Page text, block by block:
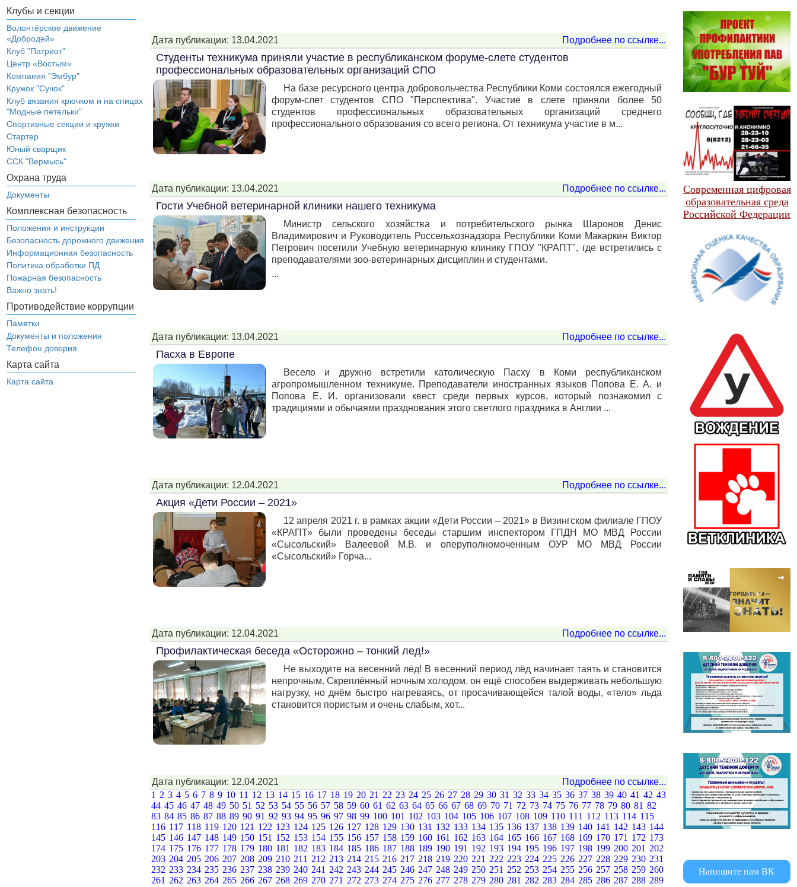
Клубы и секции
Волонтёрское движение
«Добродей»
Клуб "Патриот"
Центр «Востым»
Компания "Эмбур"
Кружок "Сучок"
Клуб вязания крючком и на спицах
"Модные петельки"
Спортивные секции и кружки
Стартер
Юный сварщик
ССК "Вермысь"
Охрана труда
Документы
Комплексная безопасность
Положения и инструкции
Безопасность дорожного движения
Информационная безопасность
Политика обработки ПД
Пожарная безопасность
Важно знать!
Противодействие коррупции
Памятки
Документы и положения
Телефон доверия
Карта сайта
Карта сайта
Дата публикации: 13.04.2021 Подробнее по ссылке...
Студенты техникума приняли участие в республиканском форуме-слете студентов
профессиональных образовательных организаций СПО
На базе ресурсного центра добровольчества Республики Коми состоялся ежегодный
форум-слет студентов СПО "Перспектива". Участие в слете приняли более 50
студентов профессиональных образовательных организаций среднего
профессионального образования со всего региона. От техникума участие в м...
Дата публикации: 13.04.2021 Подробнее по ссылке...
Гости Учебной ветеринарной клиники нашего техникума
Министр сельского хозяйства и потребительского рынка Шаронов Денис
Владимирович и Руководитель Россельхознадзора Республики Коми Макаркин Виктор
Петрович посетили Учебную ветеринарную клинику ГПОУ "КРАПТ", где встретились с
преподавателями зоо-ветеринарных дисциплин и студентами.
...
Дата публикации: 13.04.2021 Подробнее по ссылке...
Пасха в Европе
Весело и дружно встретили католическую Пасху в Коми республиканском
агропромышленном техникуме. Преподаватели иностранных языков Попова Е. А. и
Попова Е. И. организовали квест среди первых курсов, который познакомил с
традициями и обычаями празднования этого светлого праздника в Англии ...
Дата публикации: 12.04.2021 Подробнее по ссылке...
Акция «Дети России – 2021»
12 апреля 2021 г. в рамках акции «Дети России – 2021» в Визингском филиале ГПОУ
«КРАПТ» были проведены беседы старшим инспектором ГПДН МО МВД России
«Сысольский» Валеевой М.В. и оперуполномоченным ОУР МО МВД России
«Сысольский» Горча...
Дата публикации: 12.04.2021 Подробнее по ссылке...
Профилактическая беседа «Осторожно – тонкий лед!»
Не выходите на весенний лёд! В весенний период лёд начинает таять и становится
непрочным. Скреплённый ночным холодом, он ещё способен выдерживать небольшую
нагрузку, но днём быстро нагреваясь, от просачивающейся талой воды, «тело» льда
становится пористым и очень слабым, хот...
Дата публикации: 12.04.2021
Подробнее по ссылке...
1 2 3 4 5 6 7 8 9 10 11 12 13 14 15 16 17 18 19 20 21 22 23 24 25 26 27 28 29 30 31 32 33 34 35 36 37 38 39 40 41 42 43
44 45 46 47 48 49 50 51 52 53 54 55 56 57 58 59 60 61 62 63 64 65 66 67 68 69 70 71 72 73 74 75 76 77 78 79 80 81 82
83 84 85 86 87 88 89 90 91 92 93 94 95 96 97 98 99 100 101 102 103 104 105 106 107 108 109 110 111 112 113 114 115
116 117 118 119 120 121 122 123 124 125 126 127 128 129 130 131 132 133 134 135 136 137 138 139 140 141 142 143 144
145 146 147 148 149 150 151 152 153 154 155 156 157 158 159 160 161 162 163 164 165 166 167 168 169 170 171 172 173
174 175 176 177 178 179 180 181 182 183 184 185 186 187 188 189 190 191 192 193 194 195 196 197 198 199 200 201 202
203 204 205 206 207 208 209 210 211 212 213 214 215 216 217 218 219 220 221 222 223 224 225 226 227 228 229 230 231
232 233 234 235 236 237 238 239 240 241 242 243 244 245 246 247 248 249 250 251 252 253 254 255 256 257 258 259 260
261 262 263 264 265 266 267 268 269 270 271 272 273 274 275 276 277 278 279 280 281 282 283 284 285 286 287 288 289
Современная цифровая
образовательная среда
Российской Федерации
Напишите нам ВК